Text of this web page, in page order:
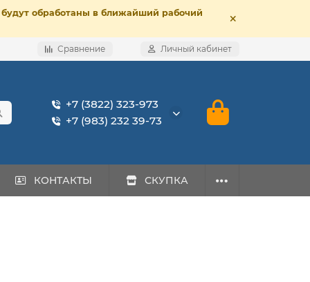
обработаны в ближайший рабочий
Сравнение Личный кабинет
+7 (3822) 323-973
+7 (983) 232 39-73
КОНТАКТЫ СКУПКА